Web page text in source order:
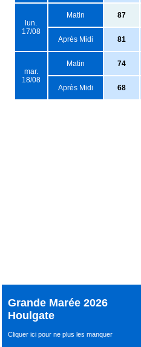
lun.
17/08
Matin 87
Après Midi 81
mar.
18/08
Matin 74
Après Midi 68
Grande Marée 2026
Houlgate
Cliquer ici pour ne plus les manquer